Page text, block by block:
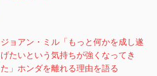
ジョアン・ミル「もっと何かを成し遂
げたいという気持ちが強くなってき
た」ホンダを離れる理由を語る